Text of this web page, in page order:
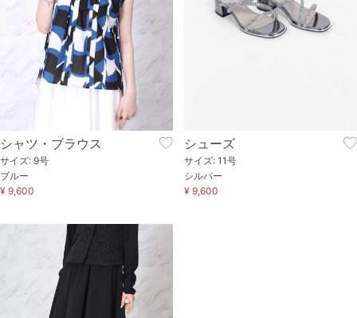
シャツ・ブラウス
サイズ: 9号
ブルー
¥ 9,600
シューズ
サイズ: 11号
シルバー
¥ 9,600